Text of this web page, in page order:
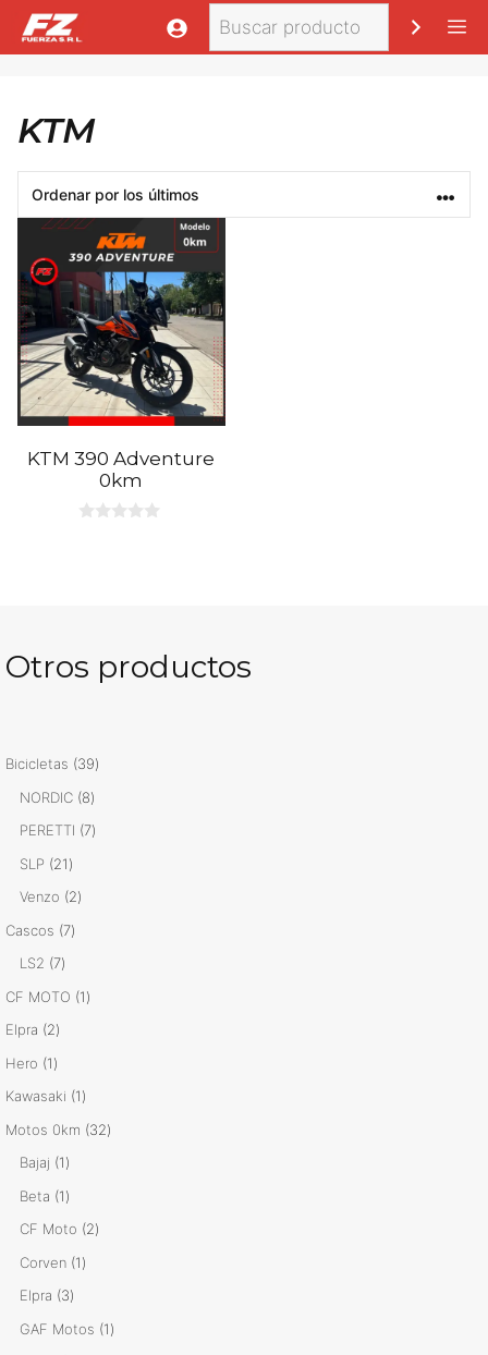
Saltar
al
Buscar
KTM
KTM 390 Adventure
0km
Otros productos
Bicicletas 3939
NORDIC 88
productos
PERETTI 77
SLP 2121
productos
Venzo 22
Cascos 77
LS2 77
productos
CF MOTO 11
Elpra 22
productos
Hero 11
producto
Kawasaki 11
producto
Motos 0km 3232
Bajaj 11
producto
Beta 11
producto
CF Moto 22
Corven 11
Elpra 33
productos
GAF Motos 11